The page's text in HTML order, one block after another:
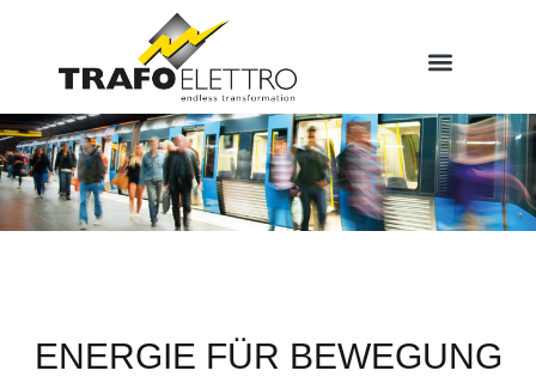
ENERGIE FÜR BEWEGUNG